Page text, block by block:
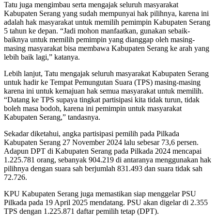
Tatu juga mengimbau serta mengajak seluruh masyarakat
Kabupaten Serang yang sudah mempunyai hak pilihnya, karena ini
adalah hak masyarakat untuk memilih pemimpin Kabupaten Serang
5 tahun ke depan. “Jadi mohon manfaatkan, gunakan sebaik-
baiknya untuk memilih pemimpin yang dianggap oleh masing-
masing masyarakat bisa membawa Kabupaten Serang ke arah yang
lebih baik lagi,” katanya.
Lebih lanjut, Tatu mengajak seluruh masyarakat Kabupaten Serang
untuk hadir ke Tempat Pemungutan Suara (TPS) masing-masing
karena ini untuk kemajuan hak semua masyarakat untuk memilih.
“Datang ke TPS supaya tingkat partisipasi kita tidak turun, tidak
boleh masa bodoh, karena ini pemimpin untuk masyarakat
Kabupaten Serang,” tandasnya.
Sekadar diketahui, angka partisipasi pemilih pada Pilkada
Kabupaten Serang 27 November 2024 lalu sebesar 73,6 persen.
Adapun DPT di Kabupaten Serang pada Pilkada 2024 mencapai
1.225.781 orang, sebanyak 904.219 di antaranya menggunakan hak
pilihnya dengan suara sah berjumlah 831.493 dan suara tidak sah
72.726.
KPU Kabupaten Serang juga memastikan siap menggelar PSU
Pilkada pada 19 April 2025 mendatang. PSU akan digelar di 2.355
TPS dengan 1.225.871 daftar pemilih tetap (DPT).